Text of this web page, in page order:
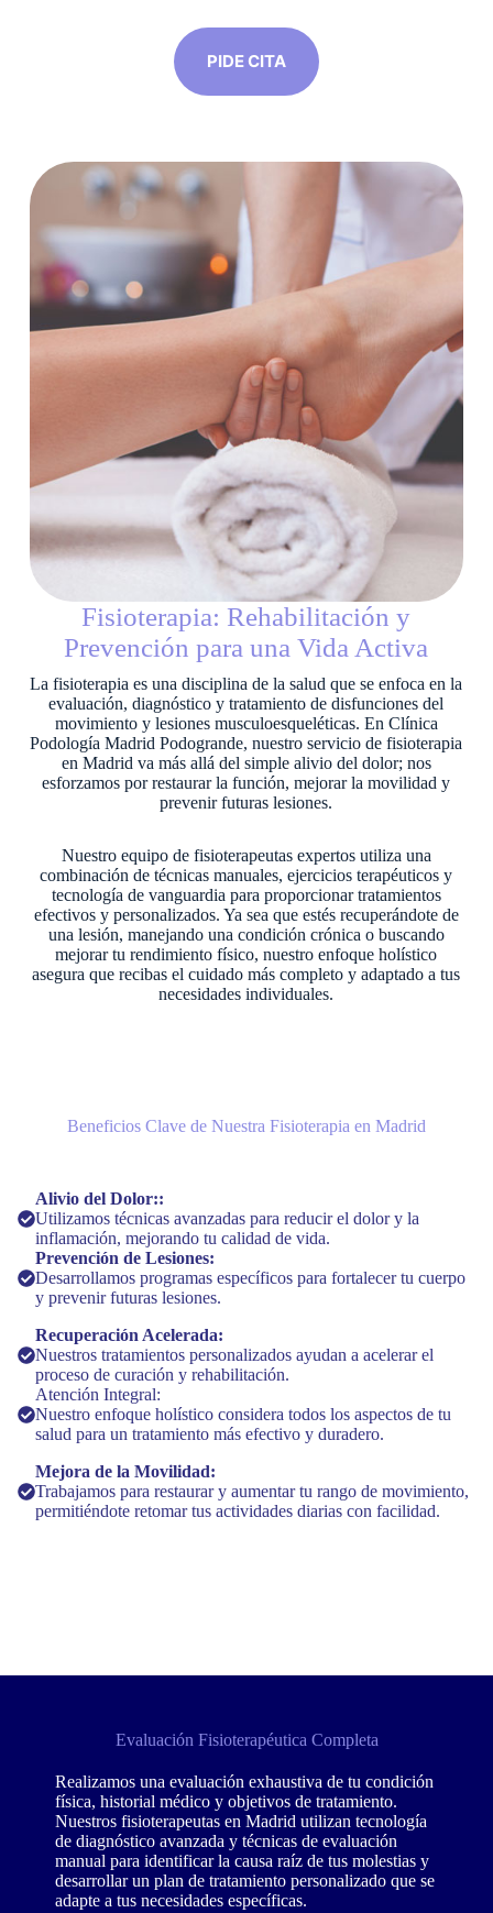
PIDE CITA
Fisioterapia: Rehabilitación y
Prevención para una Vida Activa
La fisioterapia es una disciplina de la salud que se enfoca en la
evaluación, diagnóstico y tratamiento de disfunciones del
movimiento y lesiones musculoesqueléticas. En Clínica
Podología Madrid Podogrande, nuestro servicio de fisioterapia
en Madrid va más allá del simple alivio del dolor; nos
esforzamos por restaurar la función, mejorar la movilidad y
prevenir futuras lesiones.
Nuestro equipo de fisioterapeutas expertos utiliza una
combinación de técnicas manuales, ejercicios terapéuticos y
tecnología de vanguardia para proporcionar tratamientos
efectivos y personalizados. Ya sea que estés recuperándote de
una lesión, manejando una condición crónica o buscando
mejorar tu rendimiento físico, nuestro enfoque holístico
asegura que recibas el cuidado más completo y adaptado a tus
necesidades individuales.
Beneficios Clave de Nuestra Fisioterapia en Madrid
Alivio del Dolor::
Utilizamos técnicas avanzadas para reducir el dolor y la
inflamación, mejorando tu calidad de vida.
Prevención de Lesiones:
Desarrollamos programas específicos para fortalecer tu cuerpo
y prevenir futuras lesiones.
Recuperación Acelerada:
Nuestros tratamientos personalizados ayudan a acelerar el
proceso de curación y rehabilitación.
Atención Integral:
Nuestro enfoque holístico considera todos los aspectos de tu
salud para un tratamiento más efectivo y duradero.
Mejora de la Movilidad:
Trabajamos para restaurar y aumentar tu rango de movimiento,
permitiéndote retomar tus actividades diarias con facilidad.
Evaluación Fisioterapéutica Completa
Realizamos una evaluación exhaustiva de tu condición
física, historial médico y objetivos de tratamiento.
Nuestros fisioterapeutas en Madrid utilizan tecnología
de diagnóstico avanzada y técnicas de evaluación
manual para identificar la causa raíz de tus molestias y
desarrollar un plan de tratamiento personalizado que se
adapte a tus necesidades específicas.